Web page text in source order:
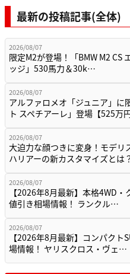
最新の投稿記事(全体)
2026/08/07
限定M2が登場！「BMW M2 CS
ッジ」530馬力＆30k…
2026/08/07
アルファロメオ「ジュニア」に
ト スペチアーレ」登場【525万
2026/08/07
大迫力な顔つきに変身！モデリ
ハリアーの新カスタマイズとは
2026/08/07
【2026年8月最新】本格4WD・
値引き相場情報！ ランクル…
2026/08/07
【2026年8月最新】コンパクト
場情報！ ヤリスクロス・ヴェ…